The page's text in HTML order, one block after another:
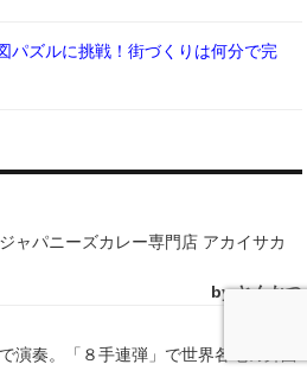
パズルに挑戦！街づくりは何分で完
ャパニーズカレー専門店 アカイサカ
by とんかつ
演奏。「８手連弾」で世界各地の舞曲